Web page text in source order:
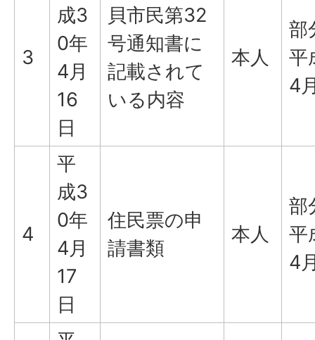
3
成3
0年
4月
16
日
貝市民第32
号通知書に
記載されて
いる内容
本人
部
平
4
4
平
成3
0年
4月
17
日
住民票の申
請書類
本人
部
平
4